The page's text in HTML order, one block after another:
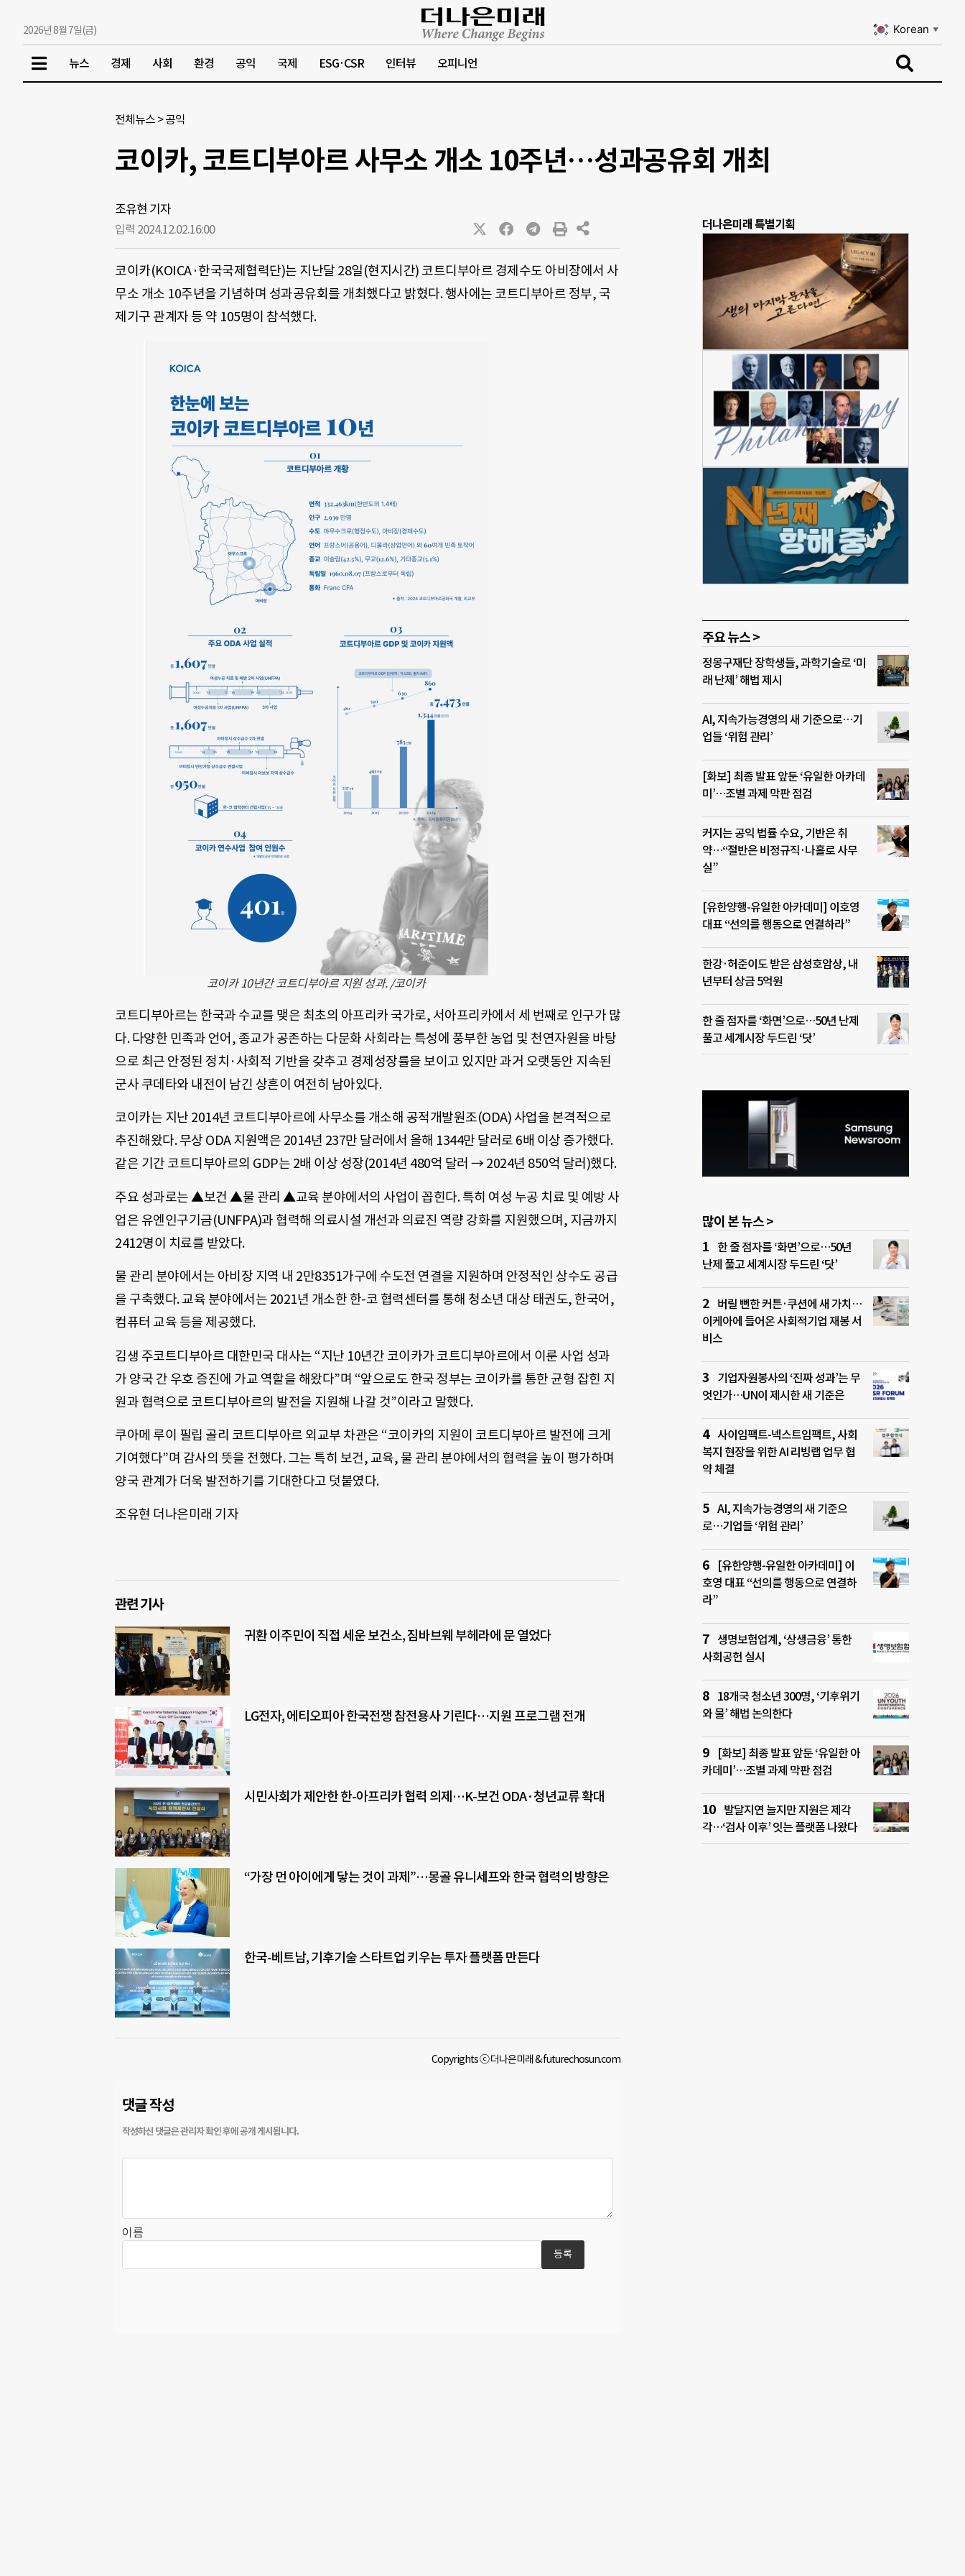
2026년 8월 7일(금) Korean ▼
뉴스 경제 사회 환경 공익 국제 ESG·CSR 인터뷰 오피니언
전체뉴스 >공익
코이카, 코트디부아르 사무소 개소 10주년…성과공유회 개최
조유현 기자
입력 2024.12.02.16:00
코이카(KOICA·한국국제협력단)는 지난달 28일(현지시간) 코트디부아르 경제수도 아비장에서 사
무소 개소 10주년을 기념하며 성과공유회를 개최했다고 밝혔다. 행사에는 코트디부아르 정부, 국
제기구 관계자 등 약 105명이 참석했다.
코이카 10년간 코트디부아르 지원 성과. /코이카
코트디부아르는 한국과 수교를 맺은 최초의 아프리카 국가로, 서아프리카에서 세 번째로 인구가 많
다. 다양한 민족과 언어, 종교가 공존하는 다문화 사회라는 특성에 풍부한 농업 및 천연자원을 바탕
으로 최근 안정된 정치·사회적 기반을 갖추고 경제성장률을 보이고 있지만 과거 오랫동안 지속된
군사 쿠데타와 내전이 남긴 상흔이 여전히 남아있다.
코이카는 지난 2014년 코트디부아르에 사무소를 개소해 공적개발원조(ODA) 사업을 본격적으로
추진해왔다. 무상 ODA 지원액은 2014년 237만 달러에서 올해 1344만 달러로 6배 이상 증가했다.
같은 기간 코트디부아르의 GDP는 2배 이상 성장(2014년 480억 달러 → 2024년 850억 달러)했다.
주요 성과로는 ▲보건 ▲물 관리 ▲교육 분야에서의 사업이 꼽힌다. 특히 여성 누공 치료 및 예방 사
업은 유엔인구기금(UNFPA)과 협력해 의료시설 개선과 의료진 역량 강화를 지원했으며, 지금까지
2412명이 치료를 받았다.
물 관리 분야에서는 아비장 지역 내 2만8351가구에 수도전 연결을 지원하며 안정적인 상수도 공급
을 구축했다. 교육 분야에서는 2021년 개소한 한-코 협력센터를 통해 청소년 대상 태권도, 한국어,
컴퓨터 교육 등을 제공했다.
김생 주코트디부아르 대한민국 대사는 “지난 10년간 코이카가 코트디부아르에서 이룬 사업 성과
가 양국 간 우호 증진에 가교 역할을 해왔다”며 “앞으로도 한국 정부는 코이카를 통한 균형 잡힌 지
원과 협력으로 코트디부아르의 발전을 지원해 나갈 것”이라고 말했다.
쿠아메 루이 필립 골리 코트디부아르 외교부 차관은 “코이카의 지원이 코트디부아르 발전에 크게
기여했다”며 감사의 뜻을 전했다. 그는 특히 보건, 교육, 물 관리 분야에서의 협력을 높이 평가하며
양국 관계가 더욱 발전하기를 기대한다고 덧붙였다.
조유현 더나은미래 기자
관련 기사
귀환 이주민이 직접 세운 보건소, 짐바브웨 부헤라에 문 열었다
LG전자, 에티오피아 한국전쟁 참전용사 기린다…지원 프로그램 전개
시민사회가 제안한 한-아프리카 협력 의제…K-보건 ODA·청년교류 확대
“가장 먼 아이에게 닿는 것이 과제”…몽골 유니세프와 한국 협력의 방향은
한국-베트남, 기후기술 스타트업 키우는 투자 플랫폼 만든다
Copyrights ⓒ 더나은미래 & futurechosun.com
댓글 작성
이름
더나은미래 특별기획
주요 뉴스 >
정몽구재단 장학생들, 과학기술로 ‘미
래 난제’ 해법 제시
AI, 지속가능경영의 새 기준으로…기
업들 ‘위험 관리’
[화보] 최종 발표 앞둔 ‘유일한 아카데
미’…조별 과제 막판 점검
커지는 공익 법률 수요, 기반은 취
약…“절반은 비정규직·나홀로 사무
실”
[유한양행-유일한 아카데미] 이호영
대표 “선의를 행동으로 연결하라”
한강·허준이도 받은 삼성호암상, 내
년부터 상금 5억원
한 줄 점자를 ‘화면’으로…50년 난제
풀고 세계시장 두드린 ‘닷’
많이 본 뉴스 >
한 줄 점자를 ‘화면’으로…50년
난제 풀고 세계시장 두드린 ‘닷’
버릴 뻔한 커튼·쿠션에 새 가치…
이케아에 들어온 사회적기업 재봉 서
비스
기업자원봉사의 ‘진짜 성과’는 무
엇인가…UN이 제시한 새 기준은
사이임팩트-넥스트임팩트, 사회
복지 현장을 위한 AI 리빙랩 업무 협
약 체결
AI, 지속가능경영의 새 기준으
로…기업들 ‘위험 관리’
[유한양행-유일한 아카데미] 이
호영 대표 “선의를 행동으로 연결하
라”
생명보험업계, ‘상생금융’ 통한
사회공헌 실시
18개국 청소년 300명, ‘기후위기
와 물’ 해법 논의한다
[화보] 최종 발표 앞둔 ‘유일한 아
카데미’…조별 과제 막판 점검
발달지연 늘지만 지원은 제각
각…‘검사 이후’ 잇는 플랫폼 나왔다